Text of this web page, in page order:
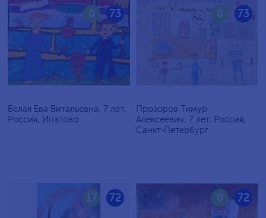
73
0
Белая Ева Витальевна, 7 лет,
Россия, Ипатово
73
0
Прозоров Тимур
Алексеевич, 7 лет, Россия,
Санкт-Петербург
72
17 72
0